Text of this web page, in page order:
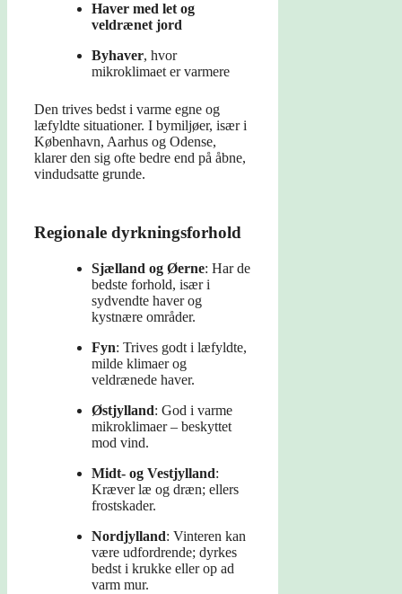
Haver med let og
veldrænet jord
Byhaver, hvor
mikroklimaet er varmere
Den trives bedst i varme egne og
læfyldte situationer. I bymiljøer, især i
København, Aarhus og Odense,
klarer den sig ofte bedre end på åbne,
vindudsatte grunde.
Regionale dyrkningsforhold
Sjælland og Øerne: Har de
bedste forhold, især i
sydvendte haver og
kystnære områder.
Fyn: Trives godt i læfyldte,
milde klimaer og
veldrænede haver.
Østjylland: God i varme
mikroklimaer – beskyttet
mod vind.
Midt- og Vestjylland:
Kræver læ og dræn; ellers
frostskader.
Nordjylland: Vinteren kan
være udfordrende; dyrkes
bedst i krukke eller op ad
varm mur.